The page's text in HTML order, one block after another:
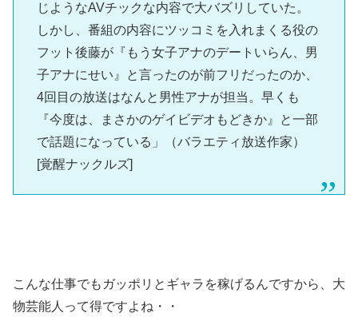
じようなAVチックな内容で大バズリしていた。
しかし、番組の内容にツッコミを入れまくる役の
フット後藤が『もう女子アナのデートいらん、男
子アナにせい』と言ったのが前フリだったのか、
4回目の放送はなんと男性アナが担当。早くも
『今度は、まさかのゲイビデオもどきか』と一部
で話題になっている」（バラエティ放送作家）
[覚醒ナックルズ]
こんな仕事でもガッポリとギャラを稼げるんですから、大
物芸能人って得ですよね・・